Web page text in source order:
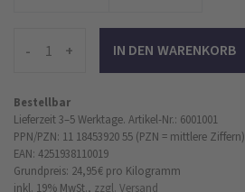
- +
Bestellbar
Lieferzeit 3–5 Werktage. Artikel-Nr.: 6001001
PPN/PZN: 11 18453920 55 (PZN = mittlere Ziffern)
EAN: 4251938110019
Grundpreis: 24,95 € pro Kilogramm
inkl. 19% MwSt., zzgl. Versand